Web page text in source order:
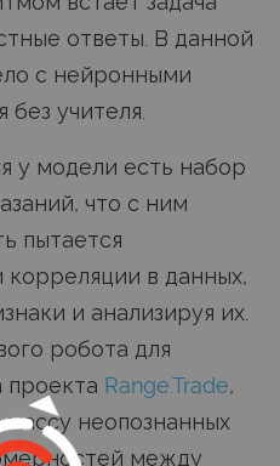
ответы. В данной
с нейронными
учителя.
у модели есть набор
что с ним
пытается
корреляции в данных,
и анализируя их.
робота для
проекта Range.Trade,
неопознанных
между